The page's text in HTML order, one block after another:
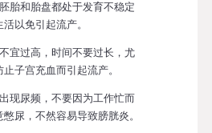
和胎盘都处于发育不稳定
以免引起流产。
过高，时间不要过长，尤
子宫充血而引起流产。
尿频，不要因为工作忙而
尿，不然容易导致膀胱炎。